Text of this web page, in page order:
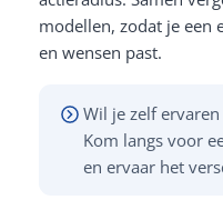
modellen, zodat je een
en wensen past.
Wil je zelf
Kom langs voor
en ervaar het